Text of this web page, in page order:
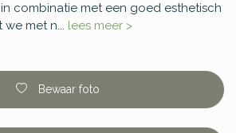
combinatie met een goed esthetisch
met n... lees meer >
Bewaar foto